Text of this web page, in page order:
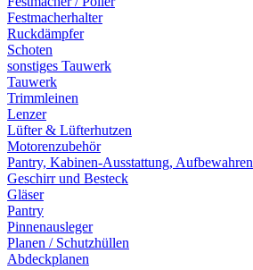
Festmacherhalter
Ruckdämpfer
Schoten
sonstiges Tauwerk
Tauwerk
Trimmleinen
Lenzer
Lüfter & Lüfterhutzen
Motorenzubehör
Pantry, Kabinen-Ausstattung, Aufbewahren
Geschirr und Besteck
Gläser
Pantry
Pinnenausleger
Planen / Schutzhüllen
Abdeckplanen